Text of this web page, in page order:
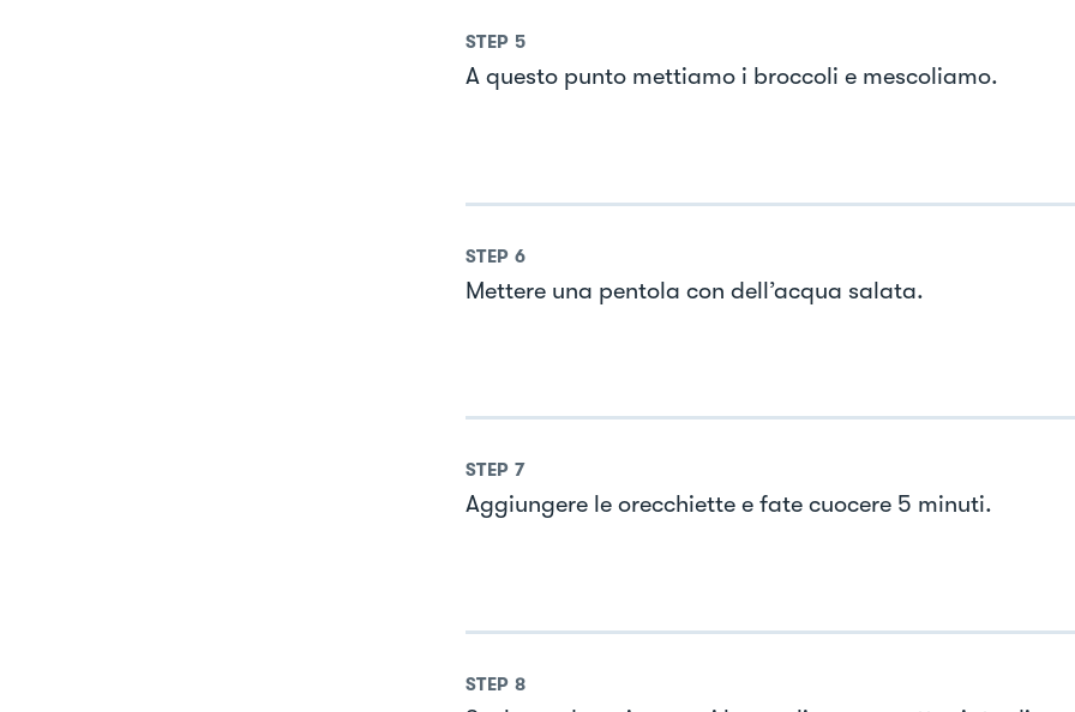
STEP 5
A questo punto mettiamo i broccoli e mescoliamo.
STEP 6
Mettere una pentola con dell’acqua salata.
STEP 7
Aggiungere le orecchiette e fate cuocere 5 minuti.
STEP 8